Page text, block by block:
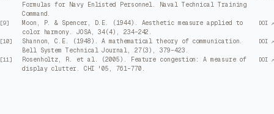
Formulas for Navy Enlisted Personnel. Naval Technical Training
Command.
[9]
Moon, P. & Spencer, D.E. (1944). Aesthetic measure applied to
color harmony. JOSA, 34(4), 234–242.
DOI ↗
[10]
Shannon, C.E. (1948). A mathematical theory of communication.
Bell System Technical Journal, 27(3), 379–423.
DOI ↗
[11]
Rosenholtz, R. et al. (2005). Feature congestion: A measure of
display clutter. CHI '05, 761–770.
DOI ↗